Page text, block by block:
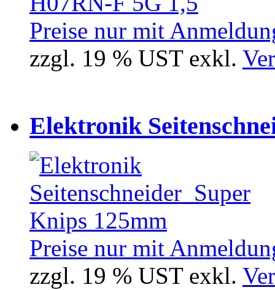
Preise nur mit
zzgl. 19 % UST exkl.
Elektronik
Preise nur mit
zzgl. 19 % UST exkl.